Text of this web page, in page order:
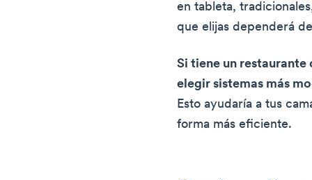
en tableta,
que elijas dependerá
Si tiene un
elegir sistemas más
Esto ayudaría a tus
forma más eficiente.